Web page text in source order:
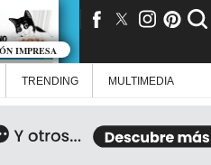
IMPRESA
TRENDING MULTIMEDIA